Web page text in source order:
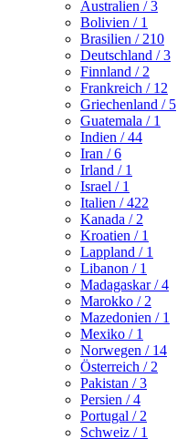
Australien / 3
Bolivien / 1
Brasilien / 210
Deutschland / 3
Finnland / 2
Frankreich / 12
Griechenland / 5
Guatemala / 1
Indien / 44
Iran / 6
Irland / 1
Israel / 1
Italien / 422
Kanada / 2
Kroatien / 1
Lappland / 1
Libanon / 1
Madagaskar/ 4
Marokko / 2
Mazedonien / 1
Mexiko / 1
Norwegen / 14
Österreich / 2
Pakistan / 3
Persien / 4
Portugal / 2
Schweiz / 1